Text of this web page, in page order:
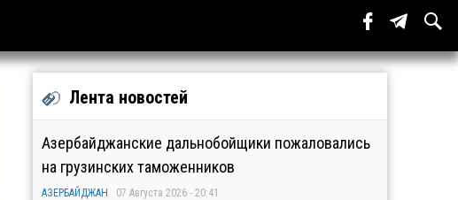
Лента новостей
Азербайджанские дальнобойщики пожаловались
на грузинских таможенников
АЗЕРБАЙДЖАН 07 Августа 2026 - 20:41